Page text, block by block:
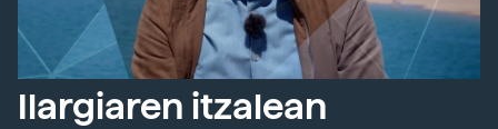
Ilargiaren itzalean